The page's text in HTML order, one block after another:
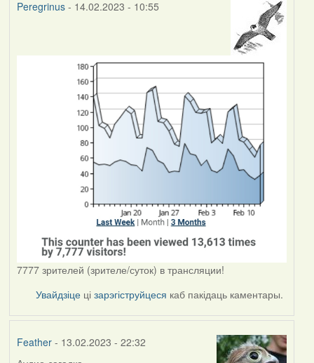
Peregrinus- 14.02.2023 - 10:55
7777 зрителей (зрителе/суток) в трансляции!
Увайдзіце цізарэгіструйцеся каб пакідаць каментары.
Feather- 13.02.2023 - 22:32